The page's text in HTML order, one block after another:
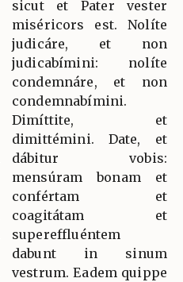
sicut et Pater vester
miséricors est. Nolíte
judicáre, et non
judicabímini: nolíte
condemnáre, et non
condemnabímini.
Dimíttite, et
dimittémini. Date, et
dábitur vobis:
mensúram bonam et
confértam et
coagitátam et
supereffluéntem
dabunt in sinum
vestrum. Eadem quippe